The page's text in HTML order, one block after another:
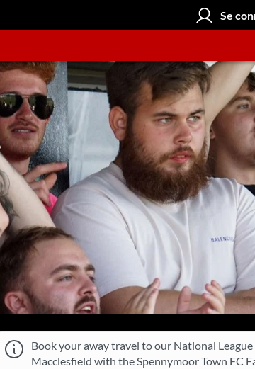
Se
Book your away travel to our National
Macclesfield with the Spennymoor Town FC